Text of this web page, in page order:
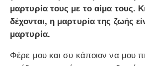
μαρτυρία τους με το αίμα τους.
δέχονται, η μαρτυρία της ζωής
μαρτυρία.
Φέρε μου και συ κάποιον να μου